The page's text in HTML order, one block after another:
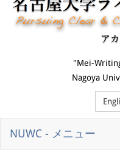
"Mei-
Nagoya
NUWC - メニュー